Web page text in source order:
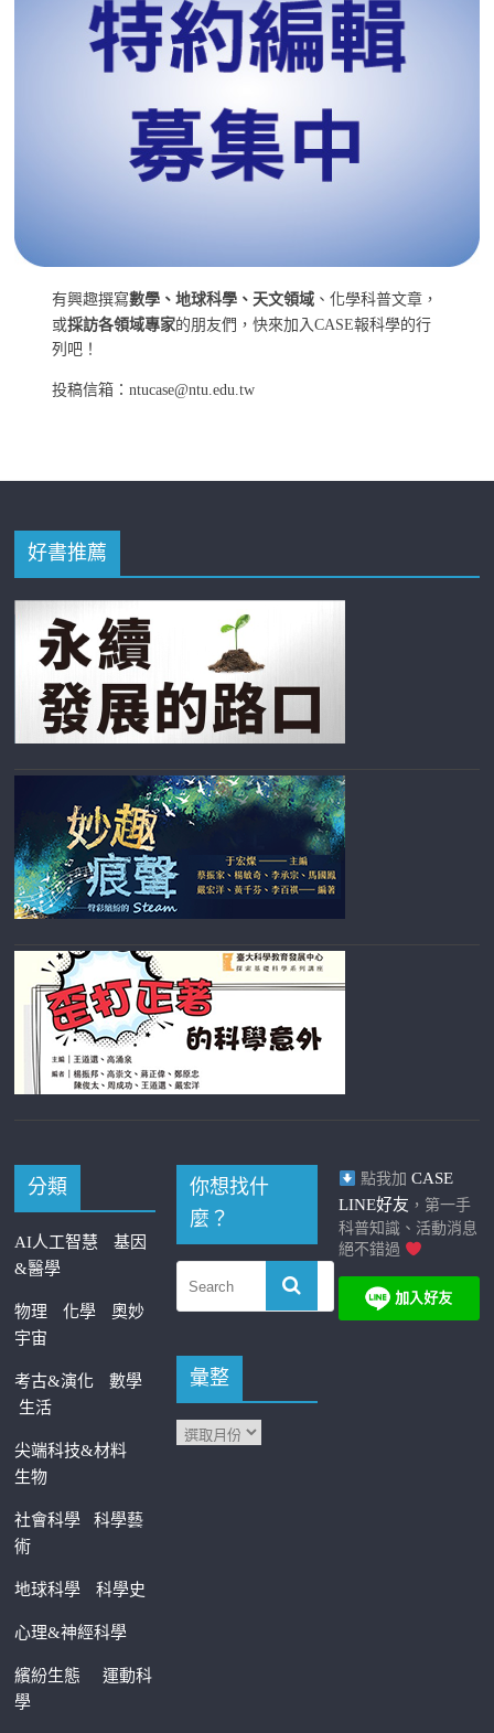
有興趣撰寫數學、地球科學、天文領域 、化學科普文章，
或採訪各領域專家的朋友們，快來加入CASE報科學的行
列吧！
投稿信箱：ntucase@ntu.edu.tw
好書推薦
分類
AI人工智慧
基因
&醫學
物理 化學
奧妙
宇宙
考古&演化
數學
生活
尖端科技&材料
生物
社會科學科學藝
術
地球科學 科學史
心理&神經科學
繽紛生態運動科
學
你想找什
麼？
彙整
點我加 CASE
LINE好友 ，第一手
科普知識、活動消息
絕不錯過